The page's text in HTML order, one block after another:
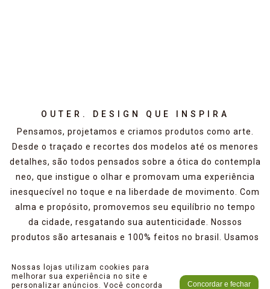
OUTER. DESIGN QUE INSPIRA
Pensamos, projetamos e criamos produtos como arte.
Desde o traçado e recortes dos modelos até os menores
detalhes, são todos pensados sobre a ótica do contempla
neo, que instigue o olhar e promovam uma experiência
inesquecível no toque e na liberdade de movimento. Com
alma e propósito, promovemos seu equilíbrio no tempo
da cidade, resgatando sua autenticidade. Nossos
produtos são artesanais e 100% feitos no brasil. Usamos
imperfeições. Acreditamos que sua textura e marcas
naturais devem ser valorizadas pois contam sua história.
Nossas lojas utilizam cookies para
melhorar sua experiência no site e
personalizar anúncios. Você concorda
Concordar e fechar